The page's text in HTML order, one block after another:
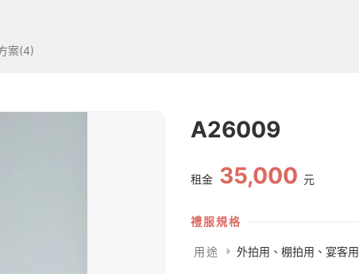
案(4)
A26009
租金 35,000 元
禮服規格
用途 外拍用、棚拍用、宴客用